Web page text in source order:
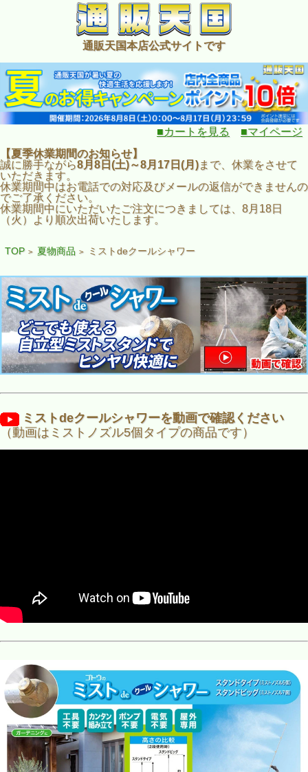
通販天国本店公式サイトです
■カートを見る
■マイページ
【夏季休業期間のお知らせ】
誠に勝手ながら8月8日(土)～8月17日(月)まで、休業をさせて
いただきます。
休業期間中はお電話での対応及びメールの返信ができませんの
でご了承ください。
休業期間中にいただいたご注文につきましては、8月18日
（火）より順次出荷いたします。
TOP > 夏物商品 > ミストdeクールシャワー
ミストdeクールシャワーを動画で確認ください
（動画はミストノズル5個タイプの商品です）